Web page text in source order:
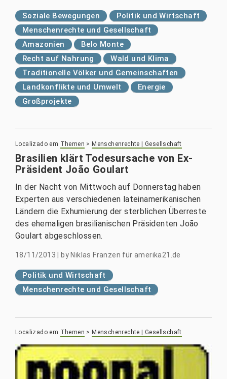
Soziale Bewegungen
Politik und Wirtschaft
Menschenrechte und Gesellschaft
Amazonien
Belo Monte
Recht auf Nahrung
Wald und Klima
Traditionelle Völker und Gemeinschaften
Landkonflikte und Umwelt
Energie
Großprojekte
Localizado em Themen >Menschenrechte | Gesellschaft
Brasilien klärt Todesursache von Ex-
Präsident João Goulart
In der Nacht von Mittwoch auf Donnerstag haben
Experten aus verschiedenen lateinamerikanischen
Ländern die Exhumierung der sterblichen Überreste
des ehemaligen brasilianischen Präsidenten João
Goulart abgeschlossen.
18/11/2013 by Niklas Franzen für amerika21.de
Politik und Wirtschaft
Menschenrechte und Gesellschaft
Localizado em Themen >Menschenrechte | Gesellschaft